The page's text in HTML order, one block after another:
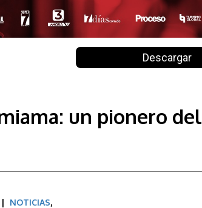
Descargar
un pionero del
| NOTICIAS,